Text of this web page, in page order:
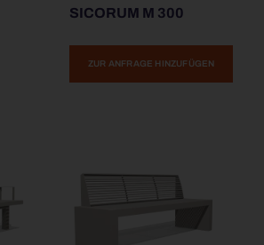
SICORUM M 300
ZUR ANFRAGE HINZUFÜGEN